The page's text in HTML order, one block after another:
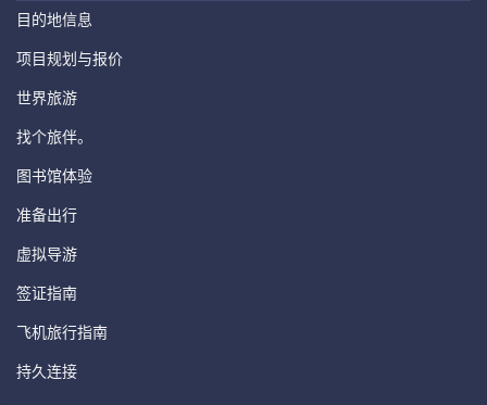
目的地信息
项目规划与报价
世界旅游
找个旅伴。
图书馆体验
准备出行
虚拟导游
签证指南
飞机旅行指南
持久连接